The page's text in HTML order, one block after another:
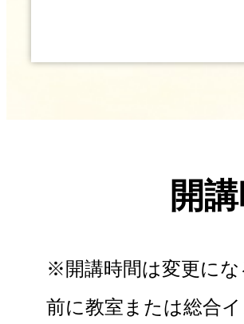
開
※開講時間は変更に
前に教室または総合